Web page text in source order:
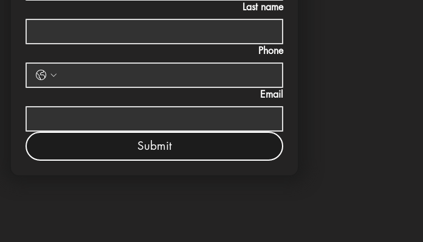
Last name
Phone
Email
Submit